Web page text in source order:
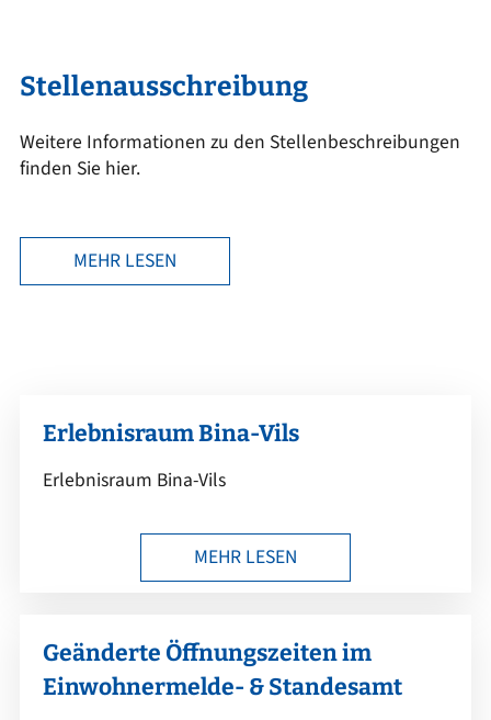
Stellenausschreibung
Weitere Informationen zu den Stellenbeschreibungen
finden Sie hier.
MEHR LESEN
Erlebnisraum Bina-Vils
Erlebnisraum Bina-Vils
MEHR LESEN
Geänderte Öffnungszeiten im
Einwohnermelde- & Standesamt